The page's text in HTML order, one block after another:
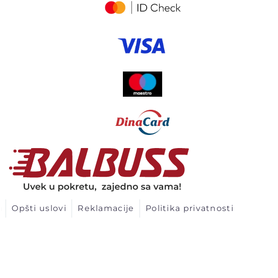
Opšti uslovi Reklamacije Politika privatnosti